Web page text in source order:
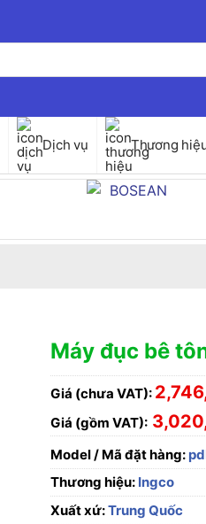
Dịch vụ Thương
Máy đục bê
Giá (chưa VAT):
Giá (gồm VAT):
Model / Mã đặt hàng:
Thương hiệu: Ingco
Xuất xứ:Trung Quốc